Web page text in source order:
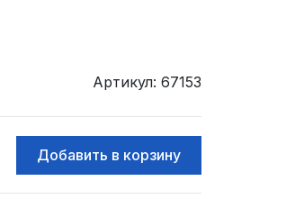
Артикул: 67153